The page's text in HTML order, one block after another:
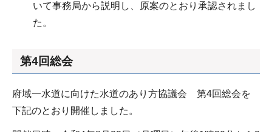
いて事務局から説明し、原案のとおり承認されまし
た。
第4回総会
府域一水道に向けた水道のあり方協議会 第4回総会を
下記のとおり開催しました。